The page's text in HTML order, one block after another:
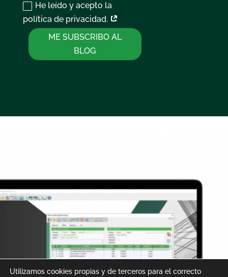
He leído y acepto la
política de privacidad.
ME SUBSCRIBO AL
BLOG
Utilizamos cookies propias y de terceros para el correcto